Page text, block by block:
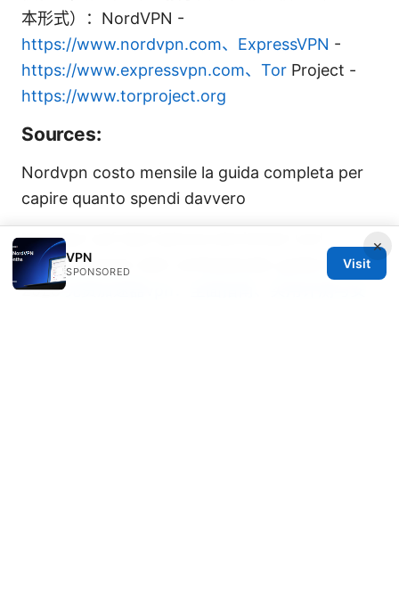
本形式）：NordVPN -
https://www.nordvpn.com、ExpressVPN -
https://www.expressvpn.com、Tor Project -
https://www.torproject.org
Sources:
Nordvpn costo mensile la guida completa per
capire quanto spendi davvero
Nordvpn auf dem iphone einrichten und
optimal nutzen dein umfassender guide fur
2026免费加速器vpn：全面指南、实用评测与安
×
VPN
SPONSORED
Visit